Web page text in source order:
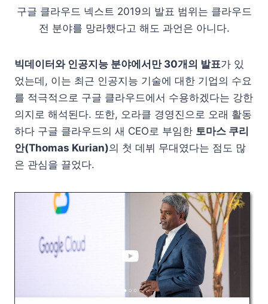
구글 클라우드 넥스트 2019의 발표 범위는 클라우드
전 분야를 망라했다고 해도 과언은 아니다.
빅데이터와 인공지능 분야에서만 30개의 발표가 있
었는데, 이는 최근 인공지능 기술에 대한 기업의 수요
를 적극적으로 구글 클라우드에서 수용하겠다는 강한
의지로 해석된다. 또한, 오라클 경영진으로 오래 활동
하다 구글 클라우드의 새 CEO로 부임한 토마스 쿠리
안(Thomas Kurian)의 첫 데뷔 무대였다는 점도 많
은 관심을 끌었다.